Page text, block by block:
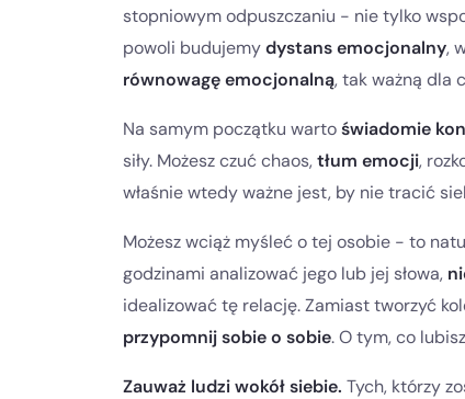
stopniowym odpuszczaniu - nie tylko
powoli budujemydystans emocjonalny,
równowagę emocjonalną, tak ważną dla
Na samym początku wartoświadomie
siły. Możesz czuć chaos,tłum emocji,
właśnie wtedy ważne jest, by nie tracić
Możesz wciąż myśleć o tej osobie - to
godzinami analizować jego lub jej słowa,
idealizować tę relację. Zamiast tworzyć
przypomnij sobie o sobie. O tym, co
Zauważ ludzi wokół siebie. Tych, którzy